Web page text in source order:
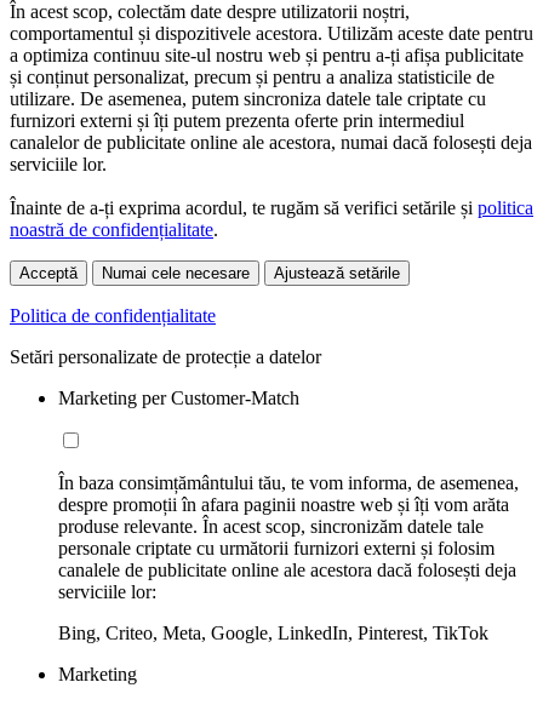
În acest scop, colectăm date despre utilizatorii noștri,
comportamentul și dispozitivele acestora. Utilizăm aceste date pentru
a optimiza continuu site-ul nostru web și pentru a-ți afișa publicitate
și conținut personalizat, precum și pentru a analiza statisticile de
utilizare. De asemenea, putem sincroniza datele tale criptate cu
furnizori externi și îți putem prezenta oferte prin intermediul
canalelor de publicitate online ale acestora, numai dacă folosești deja
serviciile lor.
Înainte de a-ți exprima acordul, te rugăm să verifici setările și politica
noastră de confidențialitate.
Acceptă Numai cele necesare Ajustează setările
Politica de confidențialitate
Setări personalizate de protecție a datelor
Marketing per Customer-Match
În baza consimțământului tău, te vom informa, de asemenea,
despre promoții în afara paginii noastre web și îți vom arăta
produse relevante. În acest scop, sincronizăm datele tale
personale criptate cu următorii furnizori externi și folosim
canalele de publicitate online ale acestora dacă folosești deja
serviciile lor:
Bing, Criteo, Meta, Google, LinkedIn, Pinterest, TikTok
Marketing